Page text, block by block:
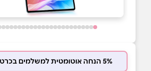
5% הנחה אוטומטית למשלמים בכרטיס המועדון